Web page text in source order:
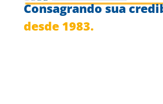
Consagrando sua
desde 1983.